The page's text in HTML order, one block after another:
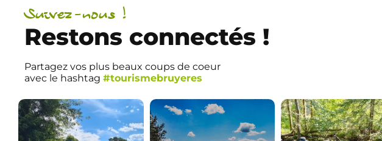
Suivez-nous !
Restons connectés !
Partagez vos plus beaux coups de coeur
avec le hashtag #tourismebruyeres